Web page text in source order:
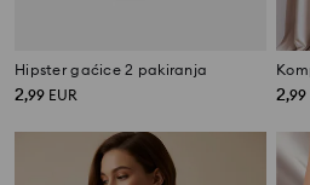
Hipster gaćice 2 pakiranja
2,99 EUR 2,99